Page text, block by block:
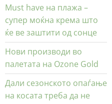
Must have на плажа –
супер моќна крема што
ќе ве заштити од сонце
Нови производи во
палетата на Ozone Gold
Дали сезонското опаѓање
на косата треба да не